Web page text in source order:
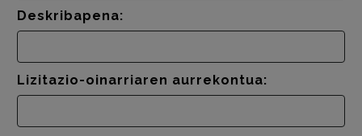
Deskribapena:
Lizitazio-oinarriaren aurrekontua: